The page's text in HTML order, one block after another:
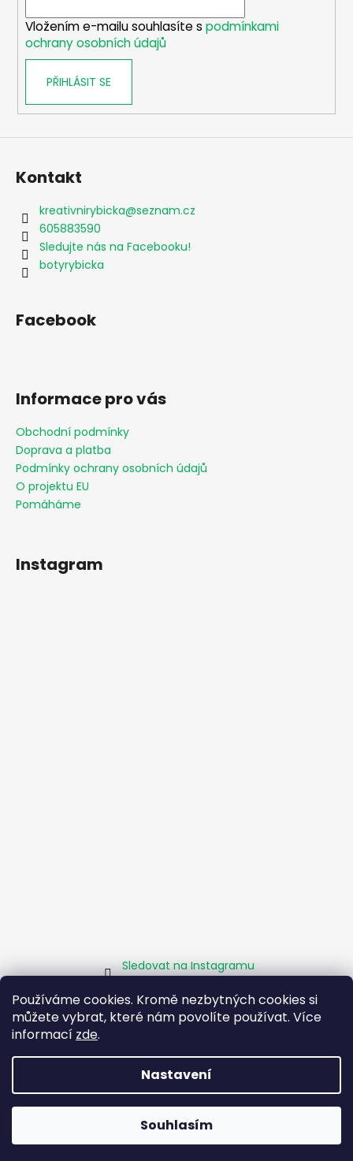
Používáme cookies. Kromě nezbytných cookies si
můžete vybrat, které nám povolíte používat. Více
informací zde.
Nastavení
Souhlasím
Vložením e-mailu souhlasíte s podmínkami
ochrany osobních údajů
PŘIHLÁSIT SE
Kontakt
kreativnirybicka@seznam.cz
605883590
Sledujte nás na Facebooku!
botyrybicka
Facebook
Informace pro vás
Obchodní podmínky
Doprava a platba
Podmínky ochrany osobních údajů
O projektu EU
Pomáháme
Instagram
Sledovat na Instagramu
Homepage Obchodní podmínky Kamenné pobočky
Facebook
Boty Rybička. Všechna práva vyhrazena.